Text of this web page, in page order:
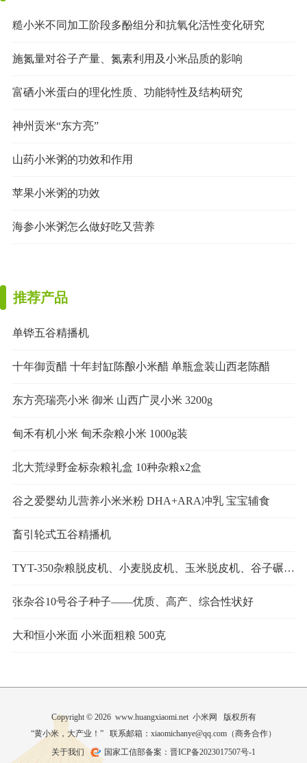
糙小米不同加工阶段多酚组分和抗氧化活性变化研究
施氮量对谷子产量、氮素利用及小米品质的影响
富硒小米蛋白的理化性质、功能特性及结构研究
神州贡米“东方亮”
山药小米粥的功效和作用
苹果小米粥的功效
海参小米粥怎么做好吃又营养
推荐产品
单铧五谷精播机
十年御贡醋 十年封缸陈酿小米醋 单瓶盒装山西老陈醋
东方亮瑞亮小米 御米 山西广灵小米 3200g
甸禾有机小米 甸禾杂粮小米 1000g装
北大荒绿野金标杂粮礼盒 10种杂粮x2盒
谷之爱婴幼儿营养小米米粉 DHA+ARA冲乳 宝宝辅食
畜引轮式五谷精播机
TYT-350杂粮脱皮机、小麦脱皮机、玉米脱皮机、谷子碾米机
张杂谷10号谷子种子——优质、高产、综合性状好
大和恒小米面 小米面粗粮 500克
Copyright © 2026 www.huangxiaomi.net 小米网 版权所有
“黄小米，大产业！” 联系邮箱：xiaomichanye@qq.com（商务合作）
关于我们
国家工信部备案：晋ICP备2023017507号-1